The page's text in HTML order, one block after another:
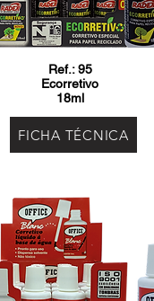
Ref.: 95
Ecorretivo
18ml
FICHA TÉCNICA